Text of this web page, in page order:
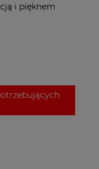
i pięknem